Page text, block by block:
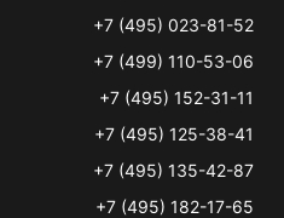
+7 (495) 023-81-52
+7 (499) 110-53-06
+7 (495) 152-31-11
+7 (495) 125-38-41
+7 (495) 135-42-87
+7 (495) 182-17-65